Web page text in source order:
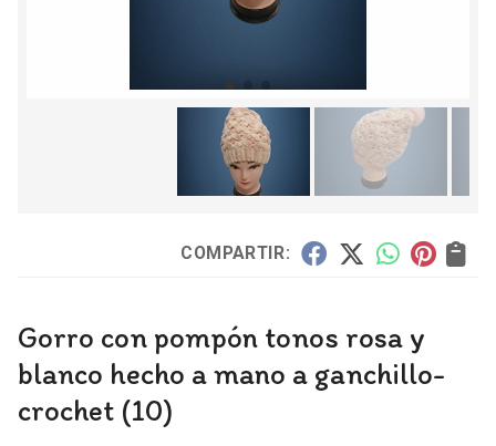
COMPARTIR:
Gorro con pompón tonos rosa y
blanco hecho a mano a ganchillo-
crochet (10)